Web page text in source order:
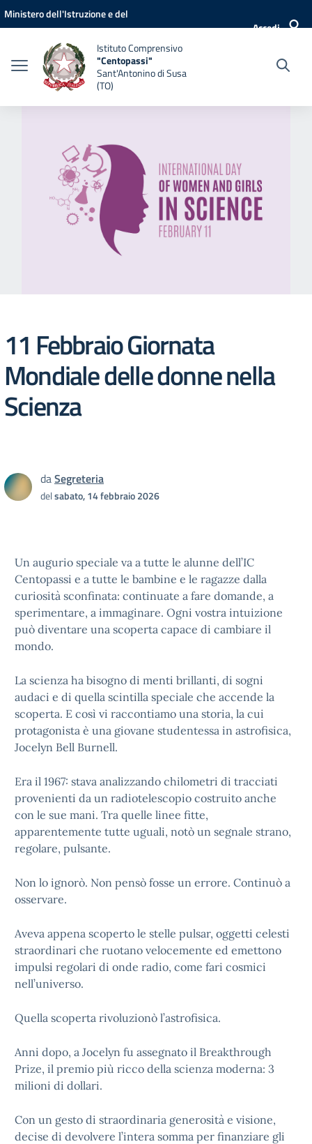
Vai ai contenuti
Vai al menu di navigazione
Vai al footer
Ministero dell'Istruzione e del
Accedi
Istituto Comprensivo
"Centopassi"
Sant'Antonino di Susa
(TO)
11 Febbraio Giornata
Mondiale delle donne nella
Scienza
daSegreteria
delsabato, 14 febbraio 2026
Un augurio speciale va a tutte le alunne dell’IC
Centopassi e a tutte le bambine e le ragazze dalla
curiosità sconfinata: continuate a fare domande, a
sperimentare, a immaginare. Ogni vostra intuizione
può diventare una scoperta capace di cambiare il
mondo.
La scienza ha bisogno di menti brillanti, di sogni
audaci e di quella scintilla speciale che accende la
scoperta. E così vi raccontiamo una storia, la cui
protagonista è una giovane studentessa in astrofisica,
Jocelyn Bell Burnell.
Era il 1967: stava analizzando chilometri di tracciati
provenienti da un radiotelescopio costruito anche
con le sue mani. Tra quelle linee fitte,
apparentemente tutte uguali, notò un segnale strano,
regolare, pulsante.
Non lo ignorò. Non pensò fosse un errore. Continuò a
osservare.
Aveva appena scoperto le stelle pulsar, oggetti celesti
straordinari che ruotano velocemente ed emettono
impulsi regolari di onde radio, come fari cosmici
nell’universo.
Quella scoperta rivoluzionò l’astrofisica.
Anni dopo, a Jocelyn fu assegnato il Breakthrough
Prize, il premio più ricco della scienza moderna: 3
milioni di dollari.
Con un gesto di straordinaria generosità e visione,
decise di devolvere l’intera somma per finanziare gli